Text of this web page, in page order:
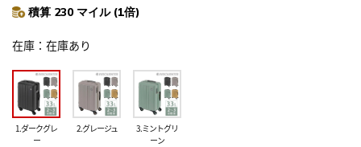
積算 230 マイル (1倍)
在庫 在庫あり
1.ダークグレ
ー
2.グレージュ
3.ミントグリ
ーン